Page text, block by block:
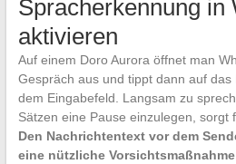
Spracherkennung in
aktivieren
Auf einem Doro Aurora öffnet man
Gespräch aus und tippt dann auf
dem Eingabefeld. Langsam zu
Sätzen eine Pause einzulegen, sorgt
Den Nachrichtentext vor dem
eine nützliche Vorsichtsmaßnahme